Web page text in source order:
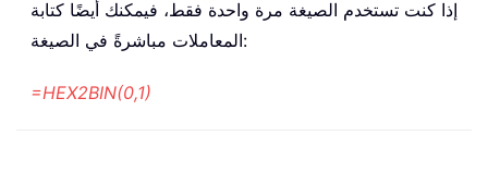
إذا كنت تستخدم الصيغة مرة واحدة فقط، فيمكنك أيضًا كتابة
المعاملات مباشرةً في الصيغة:
=HEX2BIN(0,1)